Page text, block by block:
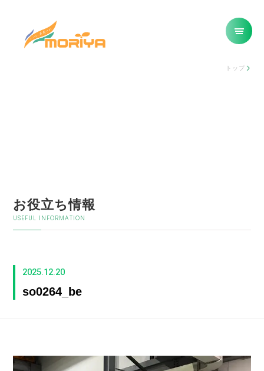
トップ
お役立ち情報
USEFUL INFORMATION
2025.12.20
so0264_be